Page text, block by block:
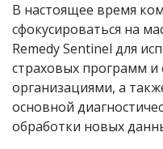
В настоящее время
сфокусироваться на
Remedy Sentinel для
страховых программ
организациями, а
основной
обработки новых